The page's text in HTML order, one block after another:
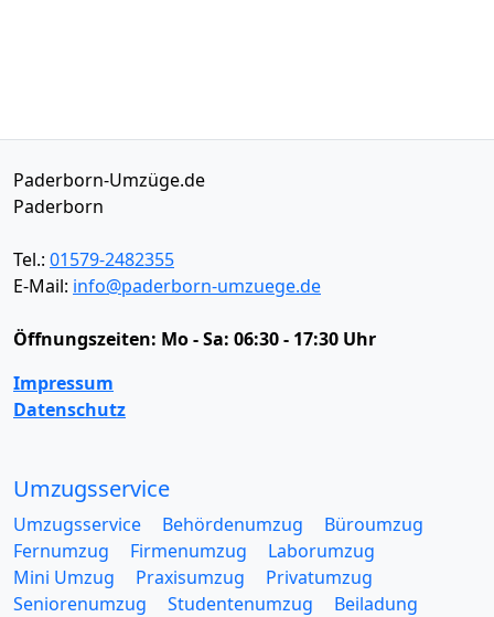
Paderborn-Umzüge.de
Paderborn
Tel.: 01579-2482355
E-Mail: info@paderborn-umzuege.de
Öffnungszeiten: Mo - Sa: 06:30 - 17:30 Uhr
Impressum
Datenschutz
Umzugsservice
Umzugsservice Behördenumzug
Büroumzug
Fernumzug
Firmenumzug
Laborumzug
Mini Umzug
Praxisumzug
Privatumzug
Seniorenumzug
Studentenumzug
Beiladung